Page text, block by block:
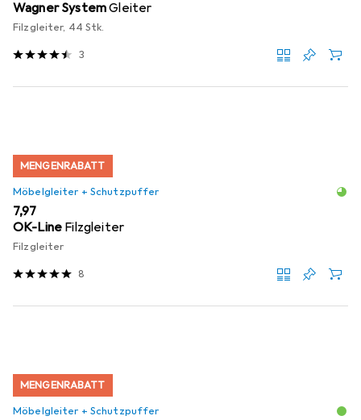
Wagner SystemGleiter
Filzgleiter, 44 Stk.
3
MENGENRABATT
Möbelgleiter + Schutzpuffer
EUR
7,97
OK-Line Filzgleiter
Filzgleiter
8
MENGENRABATT
Möbelgleiter + Schutzpuffer